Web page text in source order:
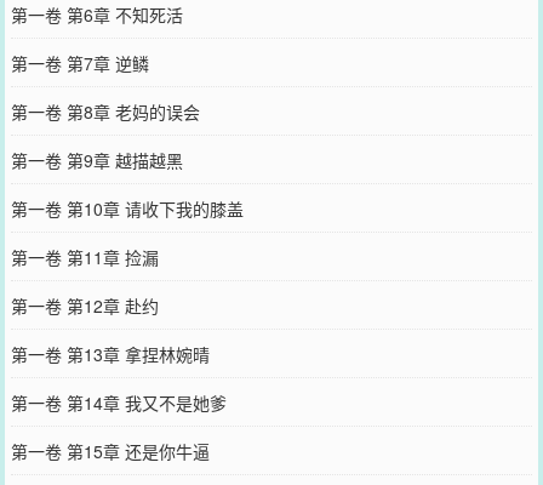
第一卷 第6章 不知死活
第一卷 第7章 逆鳞
第一卷 第8章 老妈的误会
第一卷 第9章 越描越黑
第一卷 第10章 请收下我的膝盖
第一卷 第11章 捡漏
第一卷 第12章 赴约
第一卷 第13章 拿捏林婉晴
第一卷 第14章 我又不是她爹
第一卷 第15章 还是你牛逼